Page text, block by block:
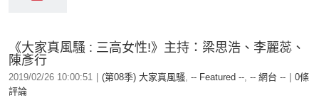
《大家真風騷 : 三高女性!》主持：梁思浩、李麗蕊、
陳彥行
2019/02/26 10:00:51 (第08季) 大家真風騷, -- Featured --, -- 網台 --
0條
評論